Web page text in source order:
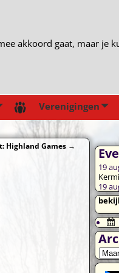
Verenigingen
Highland Games →
19
19
akkoord gaat, maar je